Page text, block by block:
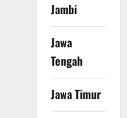
Jambi
Jawa
Tengah
Jawa Timur